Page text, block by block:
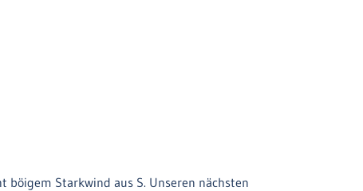
Starkwind aus S. Unseren nächsten